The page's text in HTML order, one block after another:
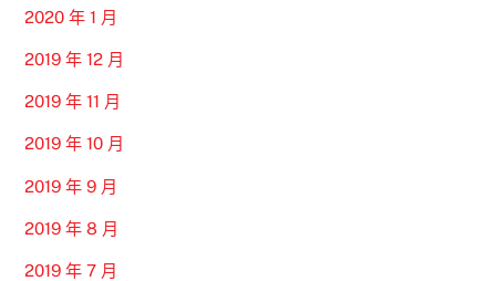
2020 年 1 月
2019 年 12 月
2019 年 11 月
2019 年 10 月
2019 年 9 月
2019 年 8 月
2019 年 7 月